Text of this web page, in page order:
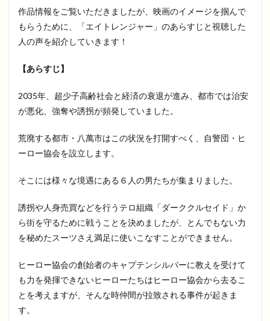
作品情報をご覧いただきましたが、映画のイメージを掴んで
もらうために、「エイトレンジャー」のあらすじと視聴した
人の声を紹介していきます！
【あらすじ】
2035年、超少子高齢社会と経済の衰退が進み、都市では治安
が悪化、強奪や誘拐が頻発していました。
荒廃する都市・八萬市はこの状況を打開すべく、自警団・ヒ
ーロー協会を設立します。
そこには様々な境遇にある６人の男たちが集まりました。
誘拐や人身売買などを行うテロ組織「ダーククルセイド」か
ら街を守るために戦うことを決めましたが、とんでもない力
を秘めたスーツさえ満足に使いこなすことができません。
ヒーロー協会の創始者のキャプテンシルバーに教えを受けて
も力を発揮できないヒーローたちはヒーロー協会から去るこ
とを考えますが、そんな時仲間が拉致される事件が起きま
す。